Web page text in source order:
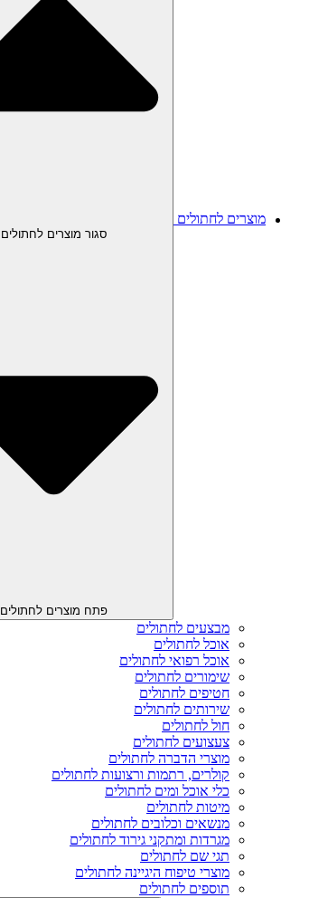
מוצרים לחתולים
סגור מוצרים לחתולים
פתח מוצרים לחתולים
מבצעים לחתולים
אוכל לחתולים
אוכל רפואי לחתולים
שימורים לחתולים
חטיפים לחתולים
שירותים לחתולים
חול לחתולים
צעצועים לחתולים
מוצרי הדברה לחתולים
קולרים, רתמות ורצועות לחתולים
כלי אוכל ומים לחתולים
מיטות לחתולים
מנשאים וכלובים לחתולים
מגרדות ומתקני גירוד לחתולים
תגי שם לחתולים
מוצרי טיפוח היגיינה לחתולים
תוספים לחתולים